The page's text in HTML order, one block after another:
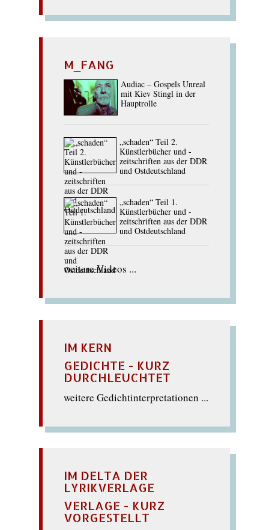
M_FANG
Audiac – Gospels Unreal
mit Kiev Stingl in der
Hauptrolle
„schaden“ Teil 2.
Künstlerbücher und -
zeitschriften aus der DDR
und Ostdeutschland
„schaden“ Teil 1.
Künstlerbücher und -
zeitschriften aus der DDR
und Ostdeutschland
weitere Videos ...
IM KERN
GEDICHTE - KURZ
DURCHLEUCHTET
weitere Gedichtinterpretationen ...
IM DELTA DER
LYRIKVERLAGE
VERLAGE - KURZ
VORGESTELLT